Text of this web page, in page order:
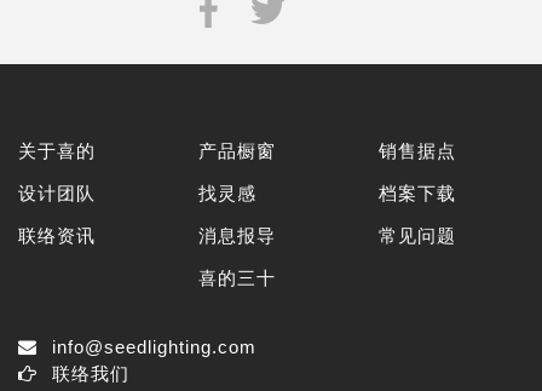
关于喜的
设计团队
联络资讯
产品橱窗
找灵感
消息报导
喜的三十
销售据点
档案下载
常见问题
info@seedlighting.com
联络我们